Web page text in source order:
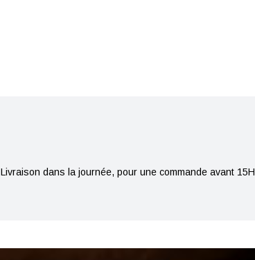
Livraison dans la journée, pour une commande avant 15H